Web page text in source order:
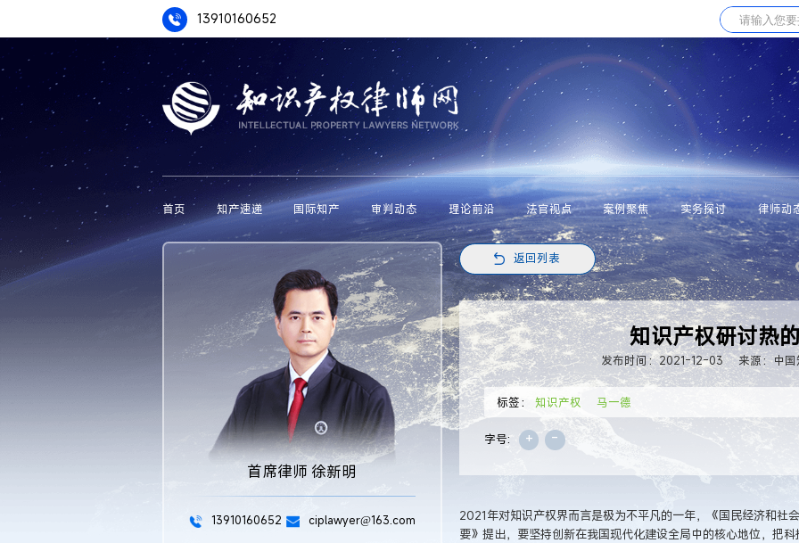
13910160652
首页 知产速递 国际知产 审判动态 理论前沿 法官视点 案例聚焦 实务探讨 律师动
首席律师 徐新明
13910160652 ciplawyer@163.com
返回列表
知识产权研讨热
发布时间：2021-12-03 来源：中
标签： 知识产权 马一德
字号: + -
2021年对知识产权界而言是极为不平凡的一年，《国民经济和社
要》提出，要坚持创新在我国现代化建设全局中的核心地位，把